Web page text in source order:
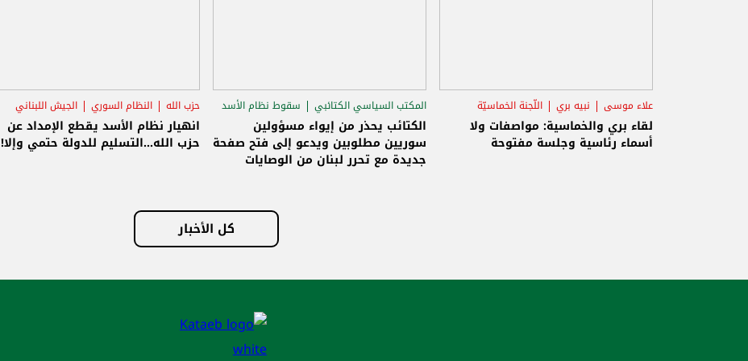
علاء موسى نبيه بري اللّجنة الخماسيّة
لقاء بري والخماسية: مواصفات ولا
أسماء رئاسية وجلسة مفتوحة
المكتب السياسي الكتائبي
سقوط نظام الأسد
الاستحقاق الرئاسي
الكتائب يحذر من إيواء مسؤولين
سوريين مطلوبين ويدعو إلى فتح صفحة
جديدة مع تحرر لبنان من الوصايات
حزب الله النظام السوري الجيش اللبناني
انهيار نظام الأسد يقطع الإمداد عن
حزب الله...التسليم للدولة حتمي وإلا!
كل الأخبار